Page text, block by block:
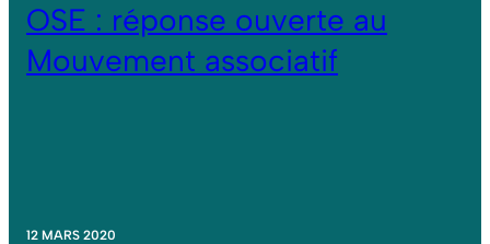
OSE : réponse ouverte au
Mouvement associatif
12 MARS 2020